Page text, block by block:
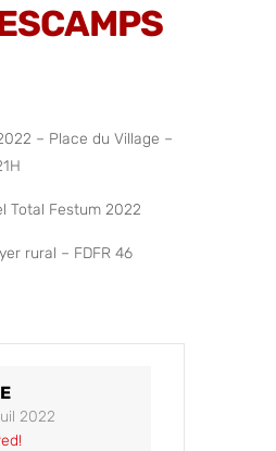
– Place du Village –
Total Festum 2022
rural – FDFR 46
2022